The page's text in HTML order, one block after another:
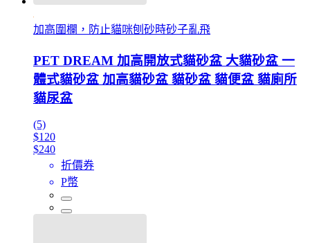
加高圍欄，防止貓咪刨砂時砂子亂飛
PET DREAM 加高開放式貓砂盆 大貓砂盆 一
體式貓砂盆 加高貓砂盆 貓砂盆 貓便盆 貓廁所
貓尿盆
(5)
$120
$240
折價券
P幣